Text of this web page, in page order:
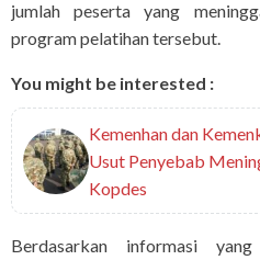
jumlah peserta yang
program pelatihan tersebut.
You might be interested :
Kemenhan dan
Usut Penyebab
Kopdes
Berdasarkan informasi